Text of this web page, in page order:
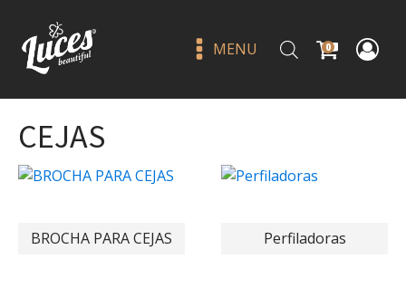
MENU 0
CEJAS
BROCHA PARA CEJAS Perfiladoras